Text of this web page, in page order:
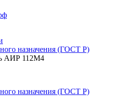
назначения (ГОСТ Р)
АИР 112М4
назначения (ГОСТ Р)